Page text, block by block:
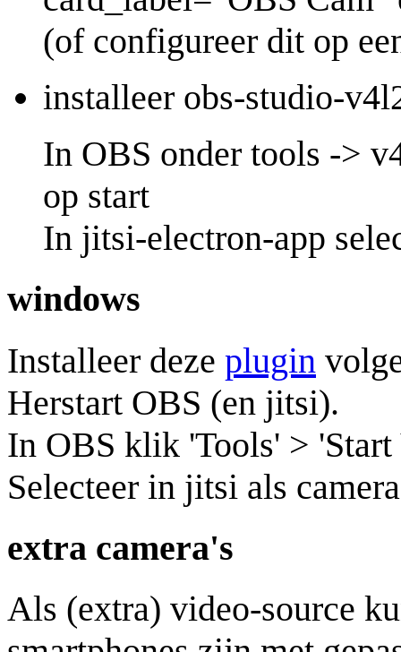
(of configureer dit op
installeer obs-studio-
In OBS onder tools ->
op start
In jitsi-electron-app
windows
Installeer deze plugin
Herstart OBS (en jitsi).
In OBS klik 'Tools' >
Selecteer in jitsi als
extra camera's
Als (extra) video-source